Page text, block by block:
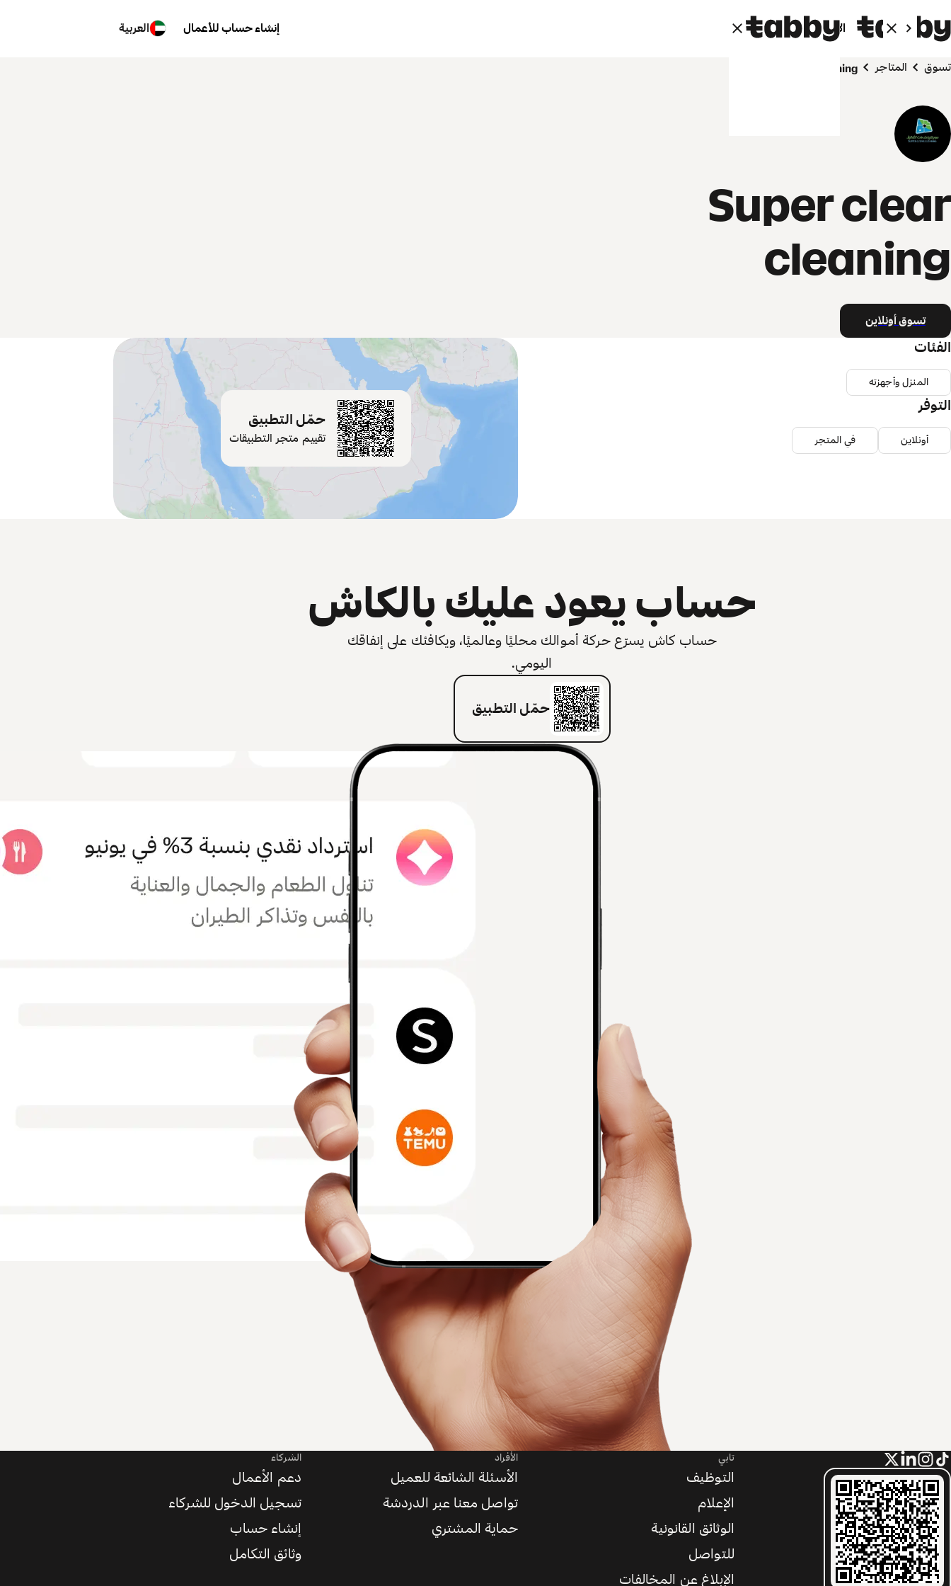
الأفراد الشركاء إنشاء حساب للأعمال العربية
تسوق المتاجر Super clear cleaning
Super clear
cleaning
تسوق أونلاين
حمّل التطبيق
تقييم متجر التطبيقات
الفئات
المنزل وأجهزته
التوفر
أونلاين في المتجر
حساب يعود عليك بالكاش
حساب كاش يسرّع حركة أموالك محليًا وعالميًا، ويكافئك على إنفاقك
اليومي.
حمّل التطبيق
تابي
التوظيف
الإعلام
الوثائق القانونية
للتواصل
الإبلاغ عن المخالفات
الأفراد
الأسئلة الشائعة للعميل
تواصل معنا عبر الدردشة
حماية المشتري
الشركاء
دعم الأعمال
تسجيل الدخول للشركاء
إنشاء حساب
وثائق التكامل